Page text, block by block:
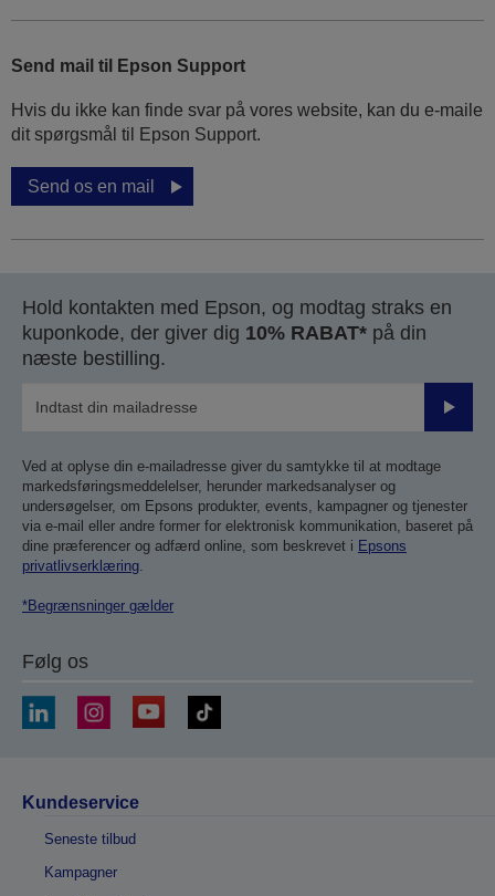
Send mail til Epson Support
Hvis du ikke kan finde svar på vores website, kan du e-maile
dit spørgsmål til Epson Support.
Send os en mail
Hold kontakten med Epson, og modtag straks en
kuponkode, der giver dig 10% RABAT* på din
næste bestilling.
Send
Ved at oplyse din e-mailadresse giver du samtykke til at modtage
markedsføringsmeddelelser, herunder markedsanalyser og
undersøgelser, om Epsons produkter, events, kampagner og tjenester
via e-mail eller andre former for elektronisk kommunikation, baseret på
dine præferencer og adfærd online, som beskrevet i Epsons
privatlivserklæring.
*Begrænsninger gælder
Følg os
Kundeservice
Seneste tilbud
Kampagner